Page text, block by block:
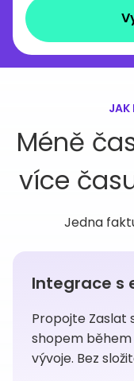
JAK
Méně
více
Jedna
Integrace s
Propojte Zaslat
shopem během
vývoje. Bez